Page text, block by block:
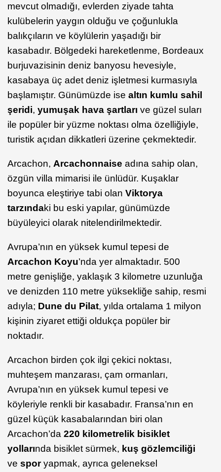
mevcut olmadığı, evlerden ziyade tahta
kulübelerin yaygın olduğu ve çoğunlukla
balıkçıların ve köylülerin yaşadığı bir
kasabadır. Bölgedeki hareketlenme, Bordeaux
burjuvazisinin deniz banyosu hevesiyle,
kasabaya üç adet deniz işletmesi kurmasıyla
başlamıştır. Günümüzde ise altın kumlu sahil
şeridi, yumuşak hava şartları ve güzel suları
ile popüler bir yüzme noktası olma özelliğiyle,
turistik açıdan dikkatleri üzerine çekmektedir.
Arcachon, Arcachonnaise adına sahip olan,
özgün villa mimarisi ile ünlüdür. Kuşaklar
boyunca eleştiriye tabi olan Viktorya
tarzındaki bu eski yapılar, günümüzde
büyüleyici olarak nitelendirilmektedir.
Avrupa’nın en yüksek kumul tepesi de
Arcachon Koyu’nda yer almaktadır. 500
metre genişliğe, yaklaşık 3 kilometre uzunluğa
ve denizden 110 metre yüksekliğe sahip, resmi
adıyla; Dune du Pilat, yılda ortalama 1 milyon
kişinin ziyaret ettiği oldukça popüler bir
noktadır.
Arcachon birden çok ilgi çekici noktası,
muhteşem manzarası, çam ormanları,
Avrupa’nın en yüksek kumul tepesi ve
köyleriyle renkli bir kasabadır. Fransa’nın en
güzel küçük kasabalarından biri olan
Arcachon’da 220 kilometrelik bisiklet
yollarında bisiklet sürmek, kuş gözlemciliği
ve sporyapmak, ayrıca geleneksel